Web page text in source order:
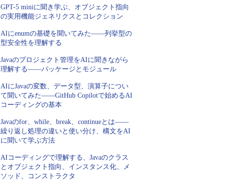
GPT-5 miniに聞き学ぶ、オブジェクト指向
の実用機能ジェネリクスとコレクション
AIにenumの基礎を聞いてみた――列挙型の
型安全性を理解する
Javaのプロジェクト管理をAIに聞きながら
理解する――パッケージとモジュール
AIにJavaの変数、データ型、演算子につい
て聞いてみた――GitHub Copilotで始めるAI
コーディングの基本
Javaのfor、while、break、continueとは――
繰り返し処理の違いと使い分け、構文をAI
に聞いて学ぶ方法
AIコーディングで理解する、Javaのクラス
とオブジェクト指向、インスタンス化、メ
ソッド、コンストラクタ